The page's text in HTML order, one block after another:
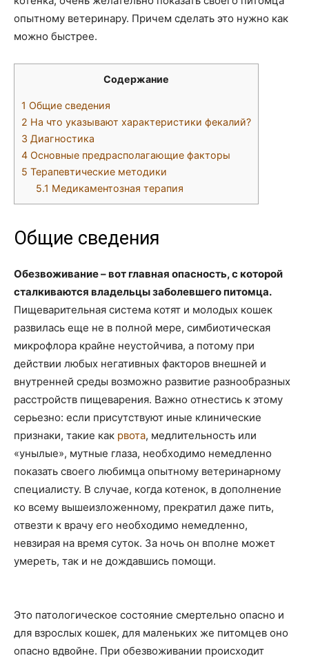
опытному ветеринару. Причем сделать это нужно как
можно быстрее.
Содержание
1 Общие сведения
2 На что указывают характеристики фекалий?
3 Диагностика
4 Основные предрасполагающие факторы
5 Терапевтические методики
5.1 Медикаментозная терапия
Общие сведения
Обезвоживание – вот главная опасность, с которой
сталкиваются владельцы заболевшего питомца.
Пищеварительная система котят и молодых кошек
развилась еще не в полной мере, симбиотическая
микрофлора крайне неустойчива, а потому при
действии любых негативных факторов внешней и
внутренней среды возможно развитие разнообразных
расстройств пищеварения. Важно отнестись к этому
серьезно: если присутствуют иные клинические
признаки, такие как рвота, медлительность или
«унылые», мутные глаза, необходимо немедленно
показать своего любимца опытному ветеринарному
специалисту. В случае, когда котенок, в дополнение
ко всему вышеизложенному, прекратил даже пить,
отвезти к врачу его необходимо немедленно,
невзирая на время суток. За ночь он вполне может
умереть, так и не дождавшись помощи.
Это патологическое состояние смертельно опасно и
для взрослых кошек, для маленьких же питомцев оно
опасно вдвойне. При обезвоживании происходит